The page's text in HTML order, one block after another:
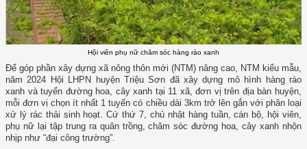
Hội viên phụ nữ chăm sóc hàng rào xanh
Để góp phần xây dựng xã nông thôn mới (NTM) nâng cao, NTM kiểu mẫu,
năm 2024 Hội LHPN huyện Triệu Sơn đã xây dựng mô hình hàng rào
xanh và tuyến đường hoa, cây xanh tại 11 xã, đơn vị trên địa bàn huyện,
mỗi đơn vị chọn ít nhất 1 tuyến có chiều dài 3km trở lên gắn với phân loại
xử lý rác thải sinh hoạt. Cứ thứ 7, chủ nhật hàng tuần, cán bộ, hội viên,
phụ nữ lại tập trung ra quân trồng, chăm sóc đường hoa, cây xanh nhộn
nhịp như “đại công trường”.